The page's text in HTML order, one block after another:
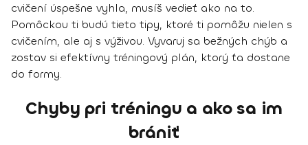
cvičení úspešne vyhla, musíš vedieť ako na to.
Pomôckou ti budú tieto tipy, ktoré ti pomôžu nielen s
cvičením, ale aj s výživou. Vyvaruj sa bežných chýb a
zostav si efektívny tréningový plán, ktorý ťa dostane
do formy.
Chyby pri tréningu a ako sa im
brániť